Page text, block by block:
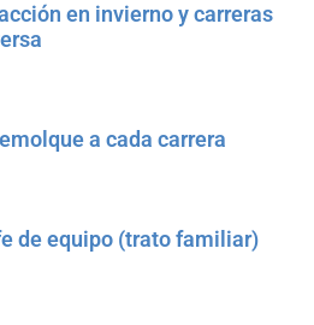
en invierno y carreras
a cada carrera
de equipo (trato familiar)